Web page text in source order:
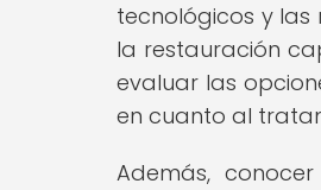
tecnológicos y
la restauración
evaluar las
en cuanto al
Además,